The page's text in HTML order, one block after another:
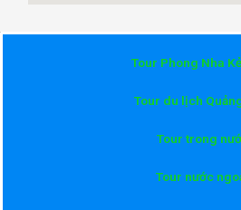
Tour Phong Nha
Tour du lịch
Tour trong
Tour nước